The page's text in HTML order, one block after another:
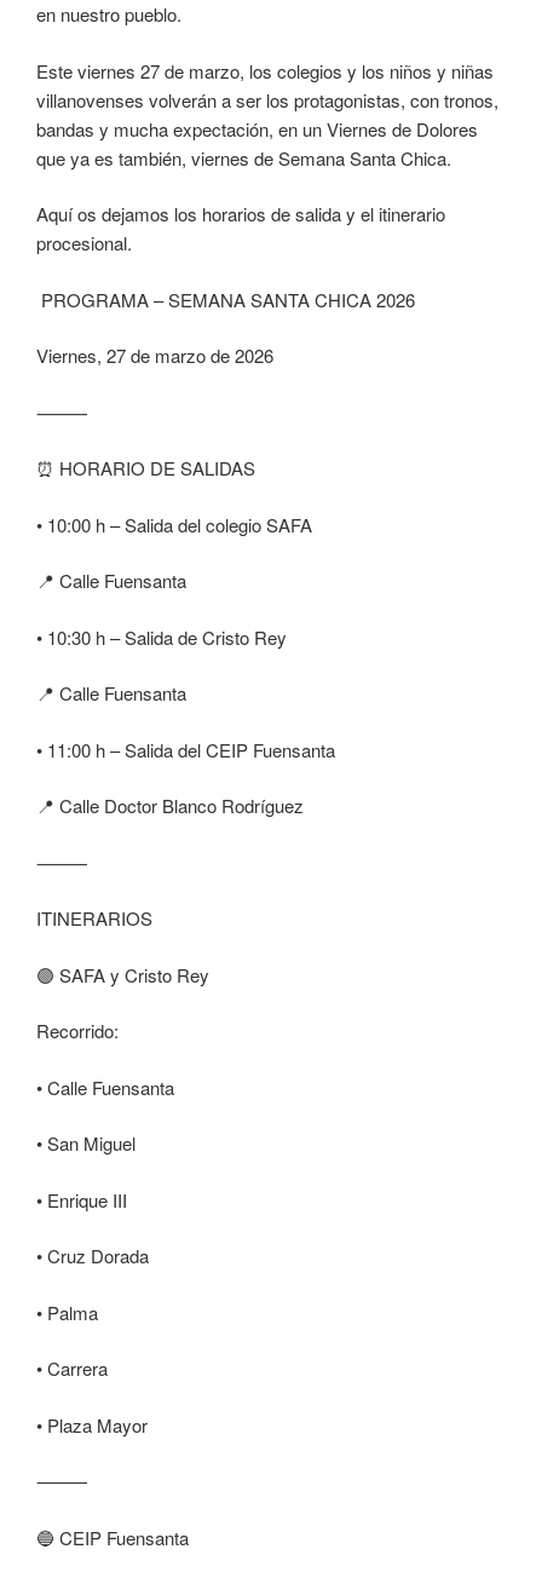
en nuestro pueblo.
Este viernes 27 de marzo, los colegios y los niños y niñas
villanovenses volverán a ser los protagonistas, con tronos,
bandas y mucha expectación, en un Viernes de Dolores
que ya es también, viernes de Semana Santa Chica.
Aquí os dejamos los horarios de salida y el itinerario
procesional.
PROGRAMA – SEMANA SANTA CHICA 2026
Viernes, 27 de marzo de 2026
⸻
⏰ HORARIO DE SALIDAS
• 10:00 h – Salida del colegio SAFA
📍 Calle Fuensanta
• 10:30 h – Salida de Cristo Rey
📍 Calle Fuensanta
• 11:00 h – Salida del CEIP Fuensanta
📍 Calle Doctor Blanco Rodríguez
⸻
ITINERARIOS
🟣 SAFA y Cristo Rey
Recorrido:
• Calle Fuensanta
• San Miguel
• Enrique III
• Cruz Dorada
• Palma
• Carrera
• Plaza Mayor
⸻
🔵 CEIP Fuensanta